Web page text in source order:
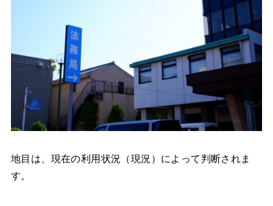
地目は、現在の利用状況（現況）によって判断されま
す。